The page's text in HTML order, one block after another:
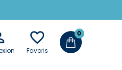
favorite_border
Favoris
0